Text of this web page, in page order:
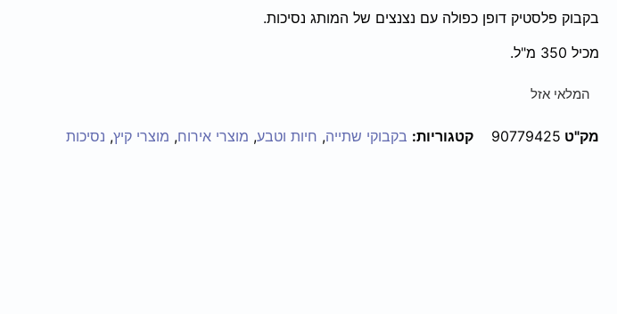
בקבוק פלסטיק דופן כפולה עם נצנצים של המותג נסיכות.
מכיל 350 מ"ל.
המלאי אזל
מק"ט 90779425 קטגוריות: בקבוקי שתייה, חיות וטבע, מוצרי אירוח, מוצרי קיץ, נסיכות